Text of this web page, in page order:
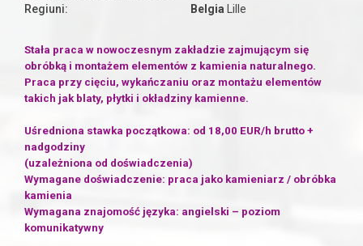
Regiuni:
Belgia Lille
Stała praca w nowoczesnym zakładzie zajmującym się
obróbką i montażem elementów z kamienia naturalnego.
Praca przy cięciu, wykańczaniu oraz montażu elementów
takich jak blaty, płytki i okładziny kamienne.
Uśredniona stawka początkowa: od 18,00 EUR/h brutto +
nadgodziny
(uzależniona od doświadczenia)
Wymagane doświadczenie: praca jako kamieniarz / obróbka
kamienia
Wymagana znajomość języka: angielski – poziom
komunikatywny